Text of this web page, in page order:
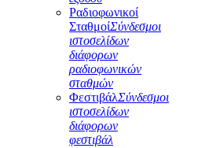
Ραδιοφωνικοί
ΣταθμοίΣύνδεσμοι
ιστοσελίδων
διάφορων
ραδιοφωνικών
σταθμών
ΦεστιβάλΣύνδεσμοι
ιστοσελίδων
διάφορων
φεστιβάλ